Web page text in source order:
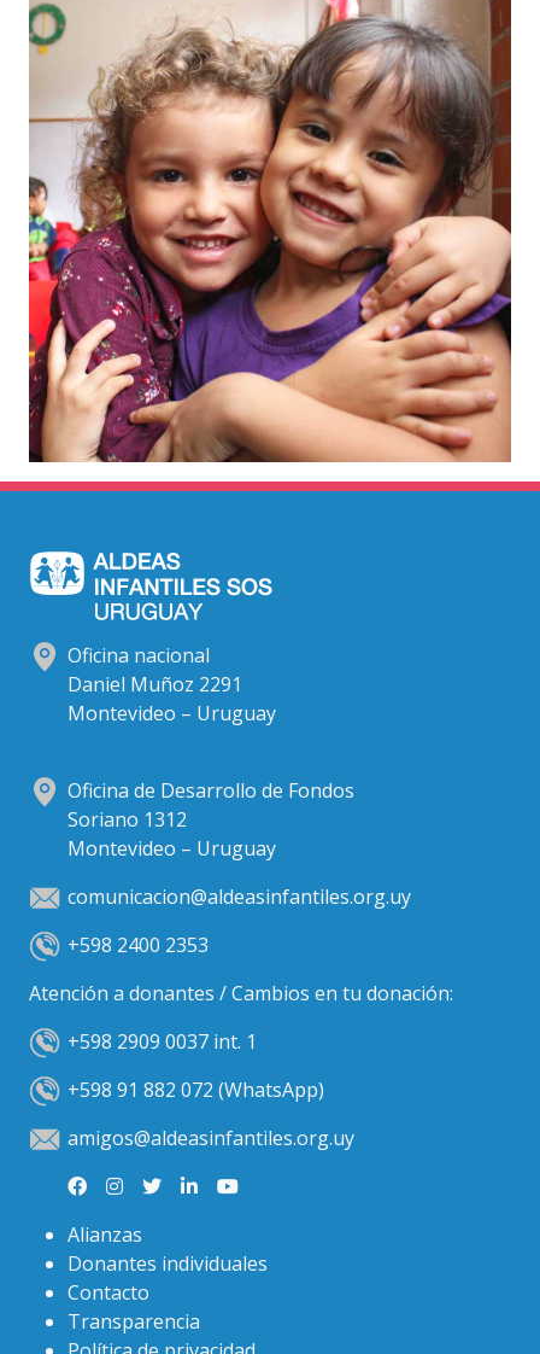
Oficina nacional
Daniel Muñoz 2291
Montevideo – Uruguay
Oficina de Desarrollo de Fondos
Soriano 1312
Montevideo – Uruguay
comunicacion@aldeasinfantiles.org.uy
+598 2400 2353
Atención a donantes / Cambios en tu donación:
+598 2909 0037 int. 1
+598 91 882 072 (WhatsApp)
amigos@aldeasinfantiles.org.uy
Alianzas
Donantes individuales
Contacto
Transparencia